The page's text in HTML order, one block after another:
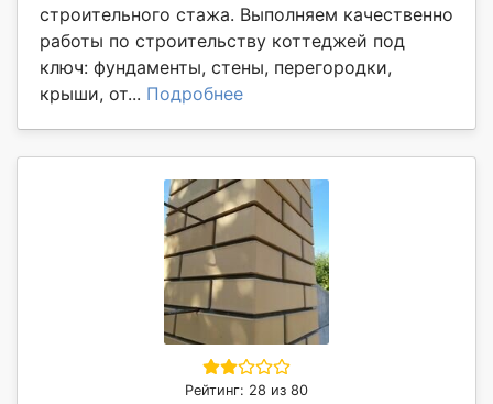
строительного стажа. Выполняем качественно
работы по строительству коттеджей под
ключ: фундаменты, стены, перегородки,
крыши, от... Подробнее
Рейтинг: 28 из 80